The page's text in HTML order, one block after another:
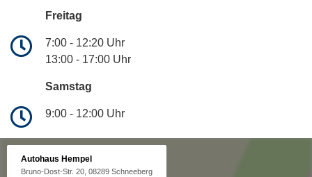
Freitag
7:00 - 12:20 Uhr
13:00 - 17:00 Uhr
Samstag
9:00 - 12:00 Uhr
Autohaus Hempel
Bruno-Dost-Str. 20, 08289 Schneeberg